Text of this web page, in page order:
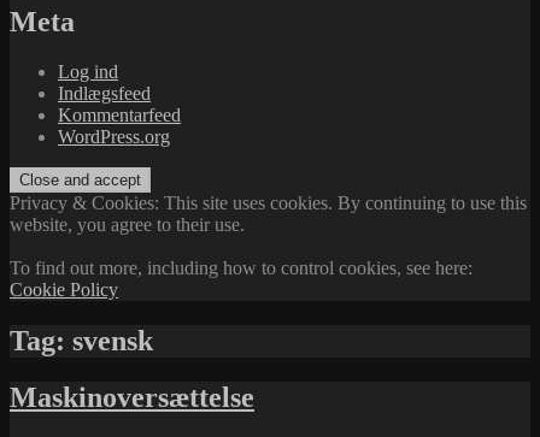
Meta
Log ind
Indlægsfeed
Kommentarfeed
WordPress.org
Privacy & Cookies: This site uses cookies. By continuing to use this
website, you agree to their use.
To find out more, including how to control cookies, see here:
Cookie Policy
Tag: svensk
Maskinoversættelse